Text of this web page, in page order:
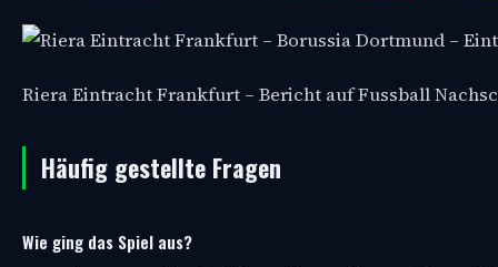
Riera Eintracht Frankfurt – Bericht auf Fussball
Häufig gestellte Fragen
Wie ging das Spiel aus?